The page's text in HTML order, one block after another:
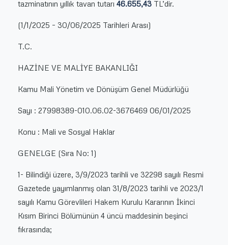
tazminatının yıllık tavan tutarı 46.655,43 TL’dir.
(1/1/2025 – 30/06/2025 Tarihleri Arası)
T.C.
HAZİNE VE MALİYE BAKANLIĞI
Kamu Mali Yönetim ve Dönüşüm Genel Müdürlüğü
Sayı : 27998389-010.06.02-3676469 06/01/2025
Konu : Mali ve Sosyal Haklar
GENELGE (Sıra No: 1)
1- Bilindiği üzere, 3/9/2023 tarihli ve 32298 sayılı Resmi
Gazetede yayımlanmış olan 31/8/2023 tarihli ve 2023/1
sayılı Kamu Görevlileri Hakem Kurulu Kararının İkinci
Kısım Birinci Bölümünün 4 üncü maddesinin beşinci
fıkrasında;